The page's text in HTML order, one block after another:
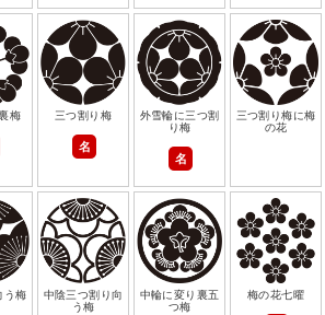
梅 三つ割り梅
名
外雪輪に三つ割
り梅
名
三つ割り梅に梅
の花
う梅
中陰三つ割り向
う梅
中輪に変り裏五
つ梅
梅の花七曜